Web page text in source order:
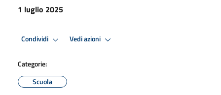
1 luglio 2025
Condividi Vedi azioni
Categorie:
Scuola